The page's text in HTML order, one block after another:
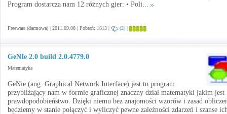
Program dostarcza nam 12 różnych gier: • Poli...
Freeware (darmowa) | 2011.09.08 | Pobrań: 1613 | (2) |
GeNIe 2.0 build 2.0.4779.0
Matematyka
GeNie (ang. Graphical Network Interface) jest to program
przybliżający nam w formie graficznej znaczny dział matematyki jakim jest
prawdopodobieństwo. Dzięki niemu bez znajomości wzorów i zasad
będziemy w stanie połączyć i wyliczyć pewne zależności zdarzeń i szanse